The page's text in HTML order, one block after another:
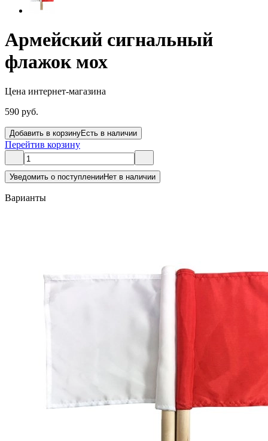
Армейский сигнальный
флажок мох
Цена интернет-магазина
590 руб.
Добавить в корзинуЕсть в наличии
Перейтив корзину
Уведомить о поступленииНет в наличии
Варианты